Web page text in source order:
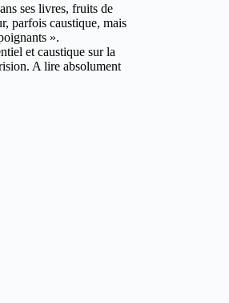
ses livres, fruits de
parfois caustique, mais
».
et caustique sur la
A lire absolument